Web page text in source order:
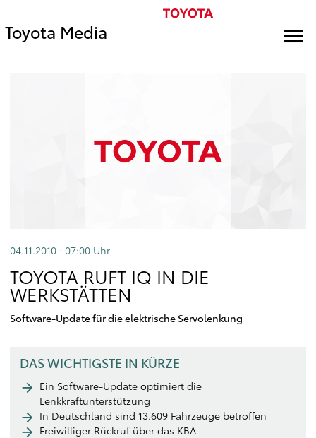
Toyota Media
04.11.2010 · 07:00 Uhr
TOYOTA RUFT IQ IN DIE
WERKSTÄTTEN
Software-Update für die elektrische Servolenkung
DAS WICHTIGSTE IN KÜRZE
Ein Software-Update optimiert die
Lenkkraftunterstützung
In Deutschland sind 13.609 Fahrzeuge betroffen
Freiwilliger Rückruf über das KBA